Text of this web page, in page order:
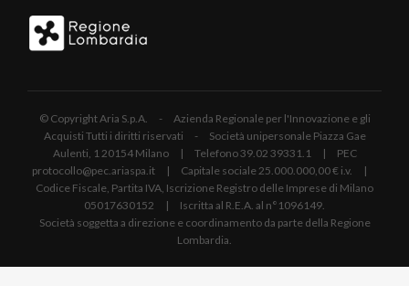
© Copyright Aria S.p.A. - Azienda Regionale per l'Innovazione e gli
Acquisti Tutti i diritti riservati - Società unipersonale Piazza Gae
Aulenti, 1 20154 Milano | Telefono 39.02 39331.1 | PEC
protocollo@pec.ariaspa.it | Capitale sociale 25.000.000,00 € i.v. |
Codice Fiscale, Partita IVA, Iscrizione Registro delle Imprese di Milano
05017630152 | Iscritta al R.E.A. al n°1096149.
Società soggetta a direzione e coordinamento da parte della Regione
Lombardia.